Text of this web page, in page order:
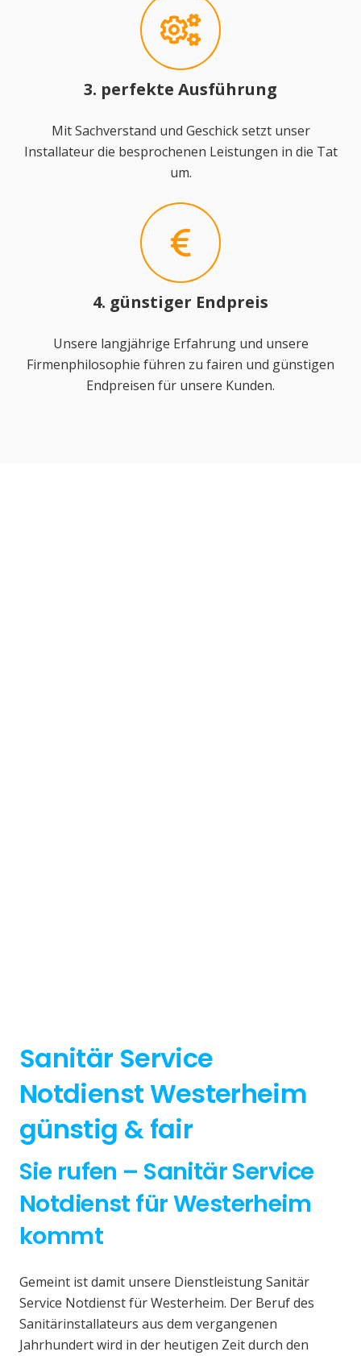
3. perfekte Ausführung
Mit Sachverstand und Geschick setzt unser
Installateur die besprochenen Leistungen in die Tat
um.
4. günstiger Endpreis
Unsere langjährige Erfahrung und unsere
Firmenphilosophie führen zu fairen und günstigen
Endpreisen für unsere Kunden.
Sanitär Service
Notdienst Westerheim
günstig & fair
Sie rufen – Sanitär Service
Notdienst für Westerheim
kommt
Gemeint ist damit unsere Dienstleistung Sanitär
Service Notdienst für Westerheim. Der Beruf des
Sanitärinstallateurs aus dem vergangenen
Jahrhundert wird in der heutigen Zeit durch den